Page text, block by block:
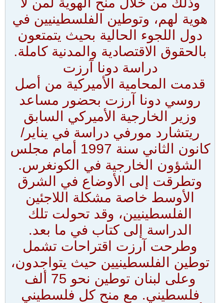
هوية لهم، وتوطين الفلسطينيين في
دول اللجوء الحالية بحيث يتمتعون
بالحقوق الاقتصادية والمدنية كاملة.
دراسة دونا آرزت
قدمت المحامية الأميركية من أصل
روسي دونا آرزت بحضور مساعد
وزير الخارجية الأميركي السابق
ريتشارد مورفي دراسة في يناير/
كانون الثاني سنة 1997 أمام مجلس
الشؤون الخارجية في الكونغرس.
وتطرقت إلى الأوضاع في الشرق
الأوسط خاصة مشكلة اللاجئين
الفلسطينيين، وقد تحولت تلك
الدراسة إلى كتاب في ما بعد.
وطرحت آرزت اقتراحات تشمل
توطين الفلسطينيين حيث يتواجدون،
وعلى لبنان توطين نحو 75 ألف
فلسطيني. مع منح كل فلسطيني